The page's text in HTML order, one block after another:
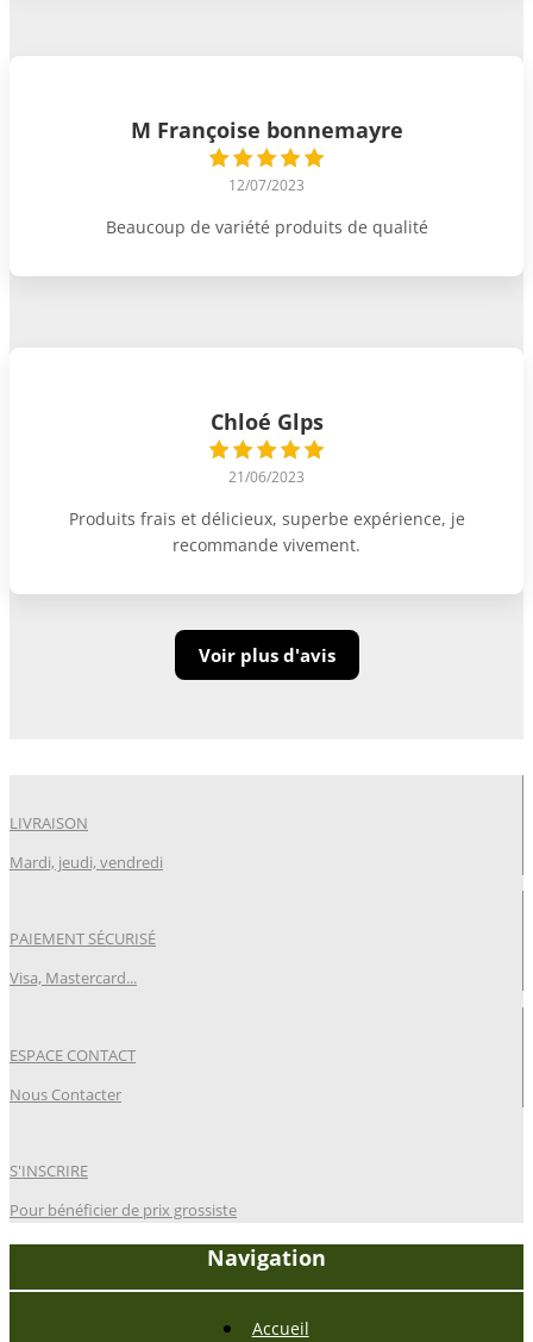
M Françoise bonnemayre
12/07/2023
Beaucoup de variété produits de qualité
Chloé Glps
21/06/2023
Produits frais et délicieux, superbe expérience, je
recommande vivement.
Voir plus d'avis
LIVRAISON
Mardi, jeudi, vendredi
PAIEMENT SÉCURISÉ
Visa, Mastercard...
ESPACE CONTACT
Nous Contacter
S'INSCRIRE
Pour bénéficier de prix grossiste
Navigation
Accueil